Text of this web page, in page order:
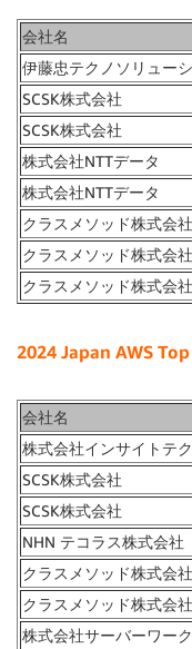
会社名
伊藤忠テクノソリュー
SCSK株式会社
SCSK株式会社
株式会社NTTデータ
株式会社NTTデータ
クラスメソッド株式会社
クラスメソッド株式会社
クラスメソッド株式会社
2024 Japan AWS
会社名
株式会社インサイトテ
SCSK株式会社
SCSK株式会社
NHN テコラス株式会社
クラスメソッド株式会社
クラスメソッド株式会社
株式会社サーバーワー